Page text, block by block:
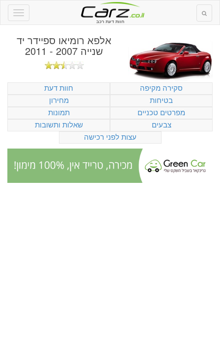
חוות דעת רכב
אלפא רומיאו ספיידר יד
שנייה 2007 - 2011
סקירה מקיפה
חוות דעת
בטיחות
מחירון
מפרטים טכניים
תמונות
צבעים
שאלות ותשובות
עצות לפני רכישה